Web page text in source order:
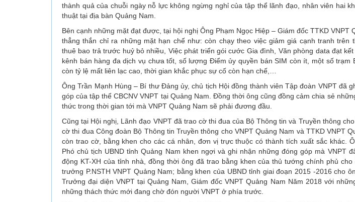
thành quả của chuỗi ngày nỗ lực không ngừng nghỉ của tập thể lãnh đạo, nhân viên hai
thuật tại địa bàn Quảng Nam.
Bên cạnh những mặt đạt được, tại hội nghị Ông Phạm Ngọc Hiệp – Giám đốc TTKD VNPT
thẳng thắn chỉ ra những mặt hạn chế như: còn chạy theo việc giảm giá cạnh tranh trên
thuê bao trả trước huỷ bỏ nhiều, Việc phát triển gói cước Gia đình, Văn phòng data đạt
kênh bán hàng đa dịch vụ chưa tốt, số lượng Điểm ủy quyền bán SIM còn ít, một số trạm
còn tỷ lệ mất liên lạc cao, thời gian khắc phục sự cố còn hạn chế,…
Ông Trần Mạnh Hùng – Bí thư Đảng ủy, chủ tịch Hội đồng thành viên Tập đoàn VNPT đã
góp của tập thể CBCNV VNPT tại Quảng Nam. Đồng thời ông cũng đồng cảm chia sẻ
thức trong thời gian tới mà VNPT Quảng Nam sẽ phải đương đầu.
Cũng tại Hội nghị, Lãnh đạo VNPT đã trao cờ thi đua của Bộ Thông tin và Truyền thông cho
cờ thi đua Công đoàn Bộ Thông tin Truyền thông cho VNPT Quảng Nam và TTKD VNPT
còn trao cờ, bằng khen cho các cá nhân, đơn vị trực thuộc có thành tích xuất sắc khác.
Phó chủ tịch UBND tỉnh Quảng Nam khen ngợi và ghi nhận những đóng góp mà VNPT
động KT-XH của tỉnh nhà, đồng thời ông đã trao bằng khen của thủ tướng chính phủ
trưởng P.NSTH VNPT Quảng Nam; bằng khen của UBND tỉnh giai đoạn 2015 -2016 cho
Trưởng đại diện VNPT tại Quảng Nam, Giám đốc VNPT Quảng Nam Năm 2018 với
những thách thức mới đang chờ đón người VNPT ở phía trước.